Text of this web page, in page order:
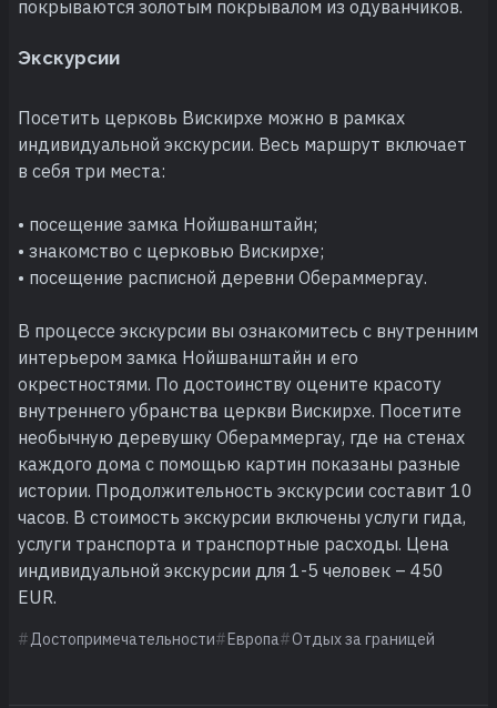
покрываются золотым покрывалом из одуванчиков.
Экскурсии
Посетить церковь Вискирхе можно в рамках
индивидуальной экскурсии. Весь маршрут включает
в себя три места:
• посещение замка Нойшванштайн;
• знакомство с церковью Вискирхе;
• посещение расписной деревни Обераммергау.
В процессе экскурсии вы ознакомитесь с внутренним
интерьером замка Нойшванштайн и его
окрестностями. По достоинству оцените красоту
внутреннего убранства церкви Вискирхе. Посетите
необычную деревушку Обераммергау, где на стенах
каждого дома с помощью картин показаны разные
истории. Продолжительность экскурсии составит 10
часов. В стоимость экскурсии включены услуги гида,
услуги транспорта и транспортные расходы. Цена
индивидуальной экскурсии для 1-5 человек – 450
EUR.
Достопримечательности Европа Отдых за границей